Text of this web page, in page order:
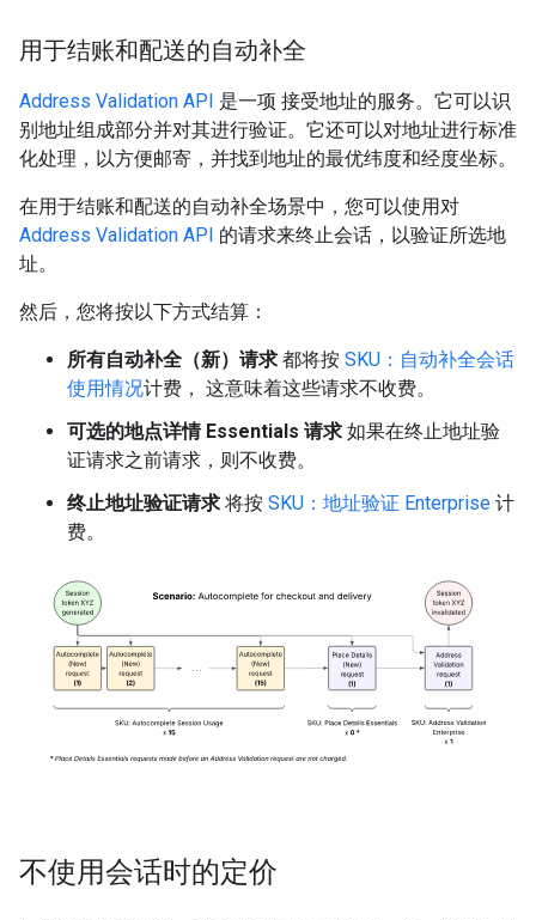
用于结账和配送的自动补全
Address Validation API 是一项 接受地址的服务。它可以识
别地址组成部分并对其进行验证。它还可以对地址进行标准
化处理，以方便邮寄，并找到地址的最优纬度和经度坐标。
在用于结账和配送的自动补全场景中，您可以使用对
Address Validation API 的请求来终止会话，以验证所选地
址。
然后，您将按以下方式结算：
所有自动补全（新）请求 都将按 SKU：自动补全会话
使用情况计费， 这意味着这些请求不收费。
可选的地点详情 Essentials 请求 如果在终止地址验
证请求之前请求，则不收费。
终止地址验证请求 将按 SKU：地址验证 Enterprise 计
费。
不使用会话时的定价